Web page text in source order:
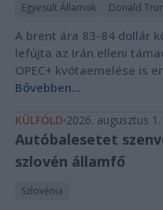
Egyesült Államok Donald
A brent ára 83-84 dollár
lefújta az Irán elleni
OPEC+ kvótaemelése is
Bővebben...
KÜLFÖLD 2026. augusztus 1.
Autóbalesetet
szlovén államfő
Szlovénia